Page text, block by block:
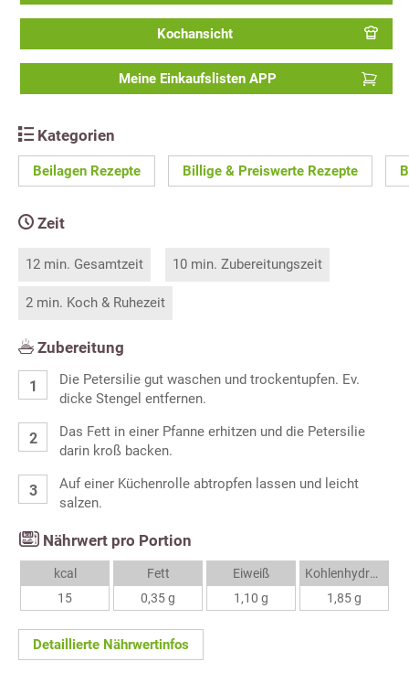
Kochansicht
Meine Einkaufslisten APP
Kategorien
Beilagen Rezepte Billige & Preiswerte Rezepte
Zeit
12 min. Gesamtzeit 10 min. Zubereitungszeit
2 min. Koch & Ruhezeit
Zubereitung
Die Petersilie gut waschen und trockentupfen. Ev.
dicke Stengel entfernen.
Das Fett in einer Pfanne erhitzen und die Petersilie
darin kroß backen.
Auf einer Küchenrolle abtropfen lassen und leicht
salzen.
Nährwert pro Portion
kcal
15
Fett
0,35 g
Eiweiß
1,10 g
Kohlenhydrate
1,85 g
Detaillierte Nährwertinfos